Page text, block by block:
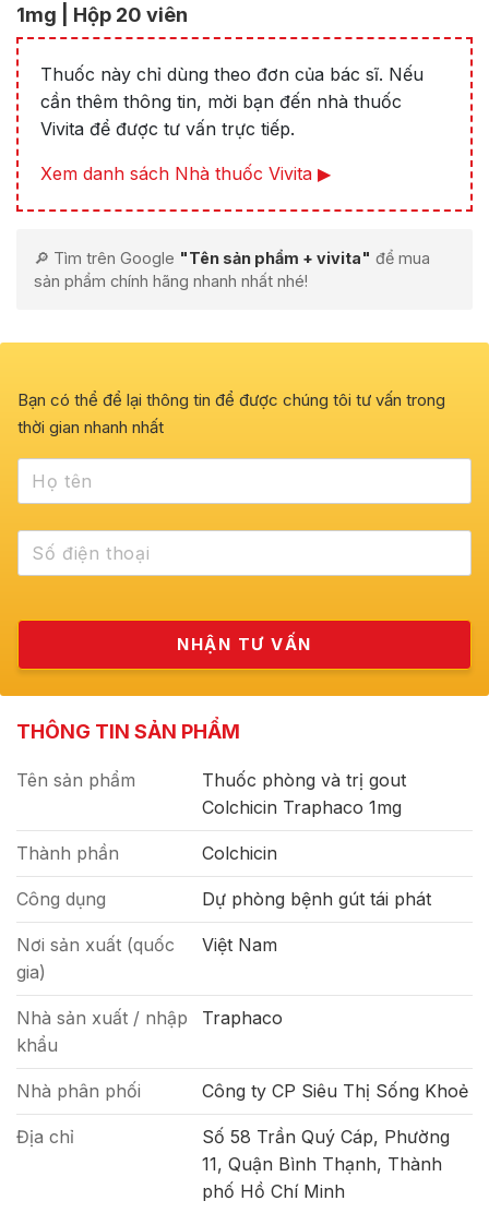
1mg | Hộp 20 viên
Thuốc này chỉ dùng theo đơn của bác sĩ. Nếu
cần thêm thông tin, mời bạn đến nhà thuốc
Vivita để được tư vấn trực tiếp.
Xem danh sách Nhà thuốc Vivita ▶
🔎 Tìm trên Google "Tên sản phẩm + vivita" để mua
sản phẩm chính hãng nhanh nhất nhé!
Bạn có thể để lại thông tin để được chúng tôi tư vấn trong
thời gian nhanh nhất
THÔNG TIN SẢN PHẨM
Tên sản phẩm
Thuốc phòng và trị gout
Colchicin Traphaco 1mg
Thành phần Colchicin
Công dụng Dự phòng bệnh gút tái phát
Nơi sản xuất (quốc
gia)
Việt Nam
Nhà sản xuất / nhập
khẩu
Traphaco
Nhà phân phối Công ty CP Siêu Thị Sống Khoẻ
Địa chỉ
Số 58 Trần Quý Cáp, Phường
11, Quận Bình Thạnh, Thành
phố Hồ Chí Minh